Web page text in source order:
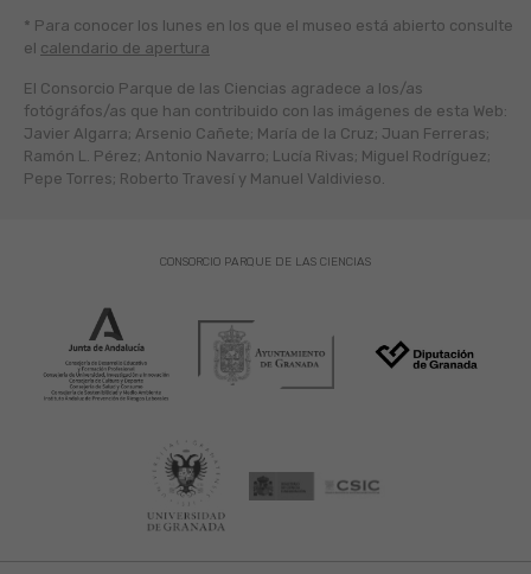
* Para conocer los lunes en los que el museo está abierto consulte
el calendario de apertura
El Consorcio Parque de las Ciencias agradece a los/as
fotógráfos/as que han contribuido con las imágenes de esta Web:
Javier Algarra; Arsenio Cañete; María de la Cruz; Juan Ferreras;
Ramón L. Pérez; Antonio Navarro; Lucía Rivas; Miguel Rodríguez;
Pepe Torres; Roberto Travesí y Manuel Valdivieso.
CONSORCIO PARQUE DE LAS CIENCIAS